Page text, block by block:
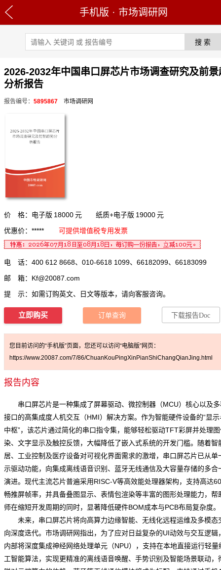
手机版 · 市场调研网
2026-2032年中国串口屏芯片市场调查研究及前景
分析报告
报告编号： 5895867 市场调研网
价 格：电子版 18000 元 纸质+电子版 19000 元
优惠价：*****
可提供增值税专用发票
电 话：400 612 8668、010-6618 1099、66182099、66183099
邮 箱： Kf@20087.com
提 示：如需订购英文、日文等版本，请向客服咨询。
立即购买 订单查询 下载报告Doc
您目前访问的“手机版”页面，您还可以访问“电脑版”网页：
https://www.20087.com/7/86/ChuanKouPingXinPianShiChangQianJing.html
报告内容
串口屏芯片是一种集成了屏幕驱动、微控制器（MCU）核心以及多
接口的高集成度人机交互（HMI）解决方案。作为智能硬件设备的“显
中枢”，该芯片通过简化的串口指令集，能够轻松驱动TFT彩屏并处理
染、文字显示及触控反馈，大幅降低了嵌入式系统的开发门槛。随着智
居、工业控制及医疗设备对可视化界面需求的激增，串口屏芯片已从单
示驱动功能，向集成离线语音识别、蓝牙无线通信及大容量存储的多合
演进。现代主流芯片普遍采用RISC-V等高效能处理器架构，支持高达
畅推屏帧率，并具备叠图显示、表情包渲染等丰富的图形处理能力，帮
师在缩短开发周期的同时，显著降低硬件BOM成本与PCB布局复杂度。
未来，串口屏芯片将向高算力边缘智能、无线化远程运维及多模态
向深度迭代。 市场调研网指出，为了应对日益复杂的UI动效与交互逻辑
内部将深度集成神经网络处理单元（NPU），支持在本地直接运行轻量
工智能算法，实现更精准的离线语音唤醒、手势识别及智能场景联动，